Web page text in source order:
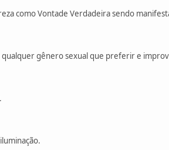
como Vontade Verdadeira sendo
gênero sexual que preferir e